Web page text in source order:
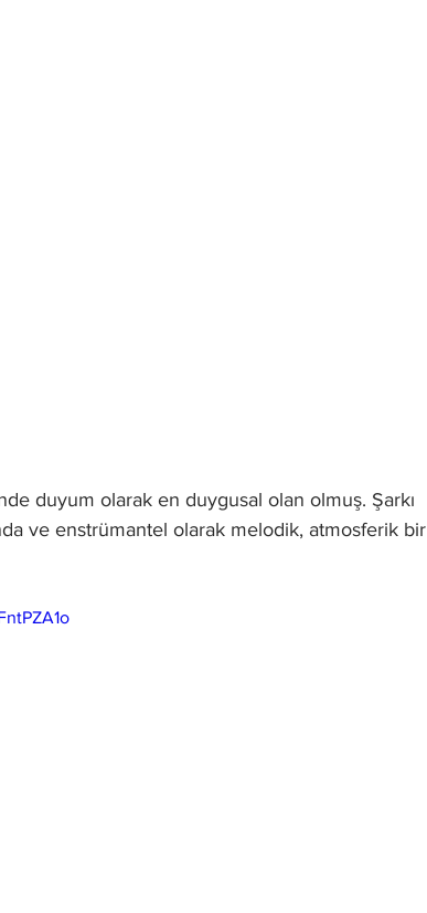
duyum olarak en duygusal olan olmuş. Şarkı
ve enstrümantel olarak melodik, atmosferik bir